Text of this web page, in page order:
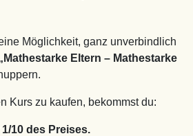
Möglichkeit, ganz unverbindlich
Eltern – Mathestarke
Kurs zu kaufen, bekommst du:
10 des Preises.